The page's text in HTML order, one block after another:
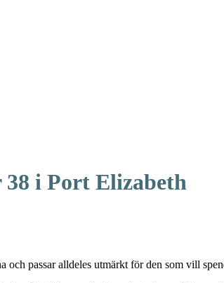
i Port Elizabeth
passar alldeles utmärkt för den som vill